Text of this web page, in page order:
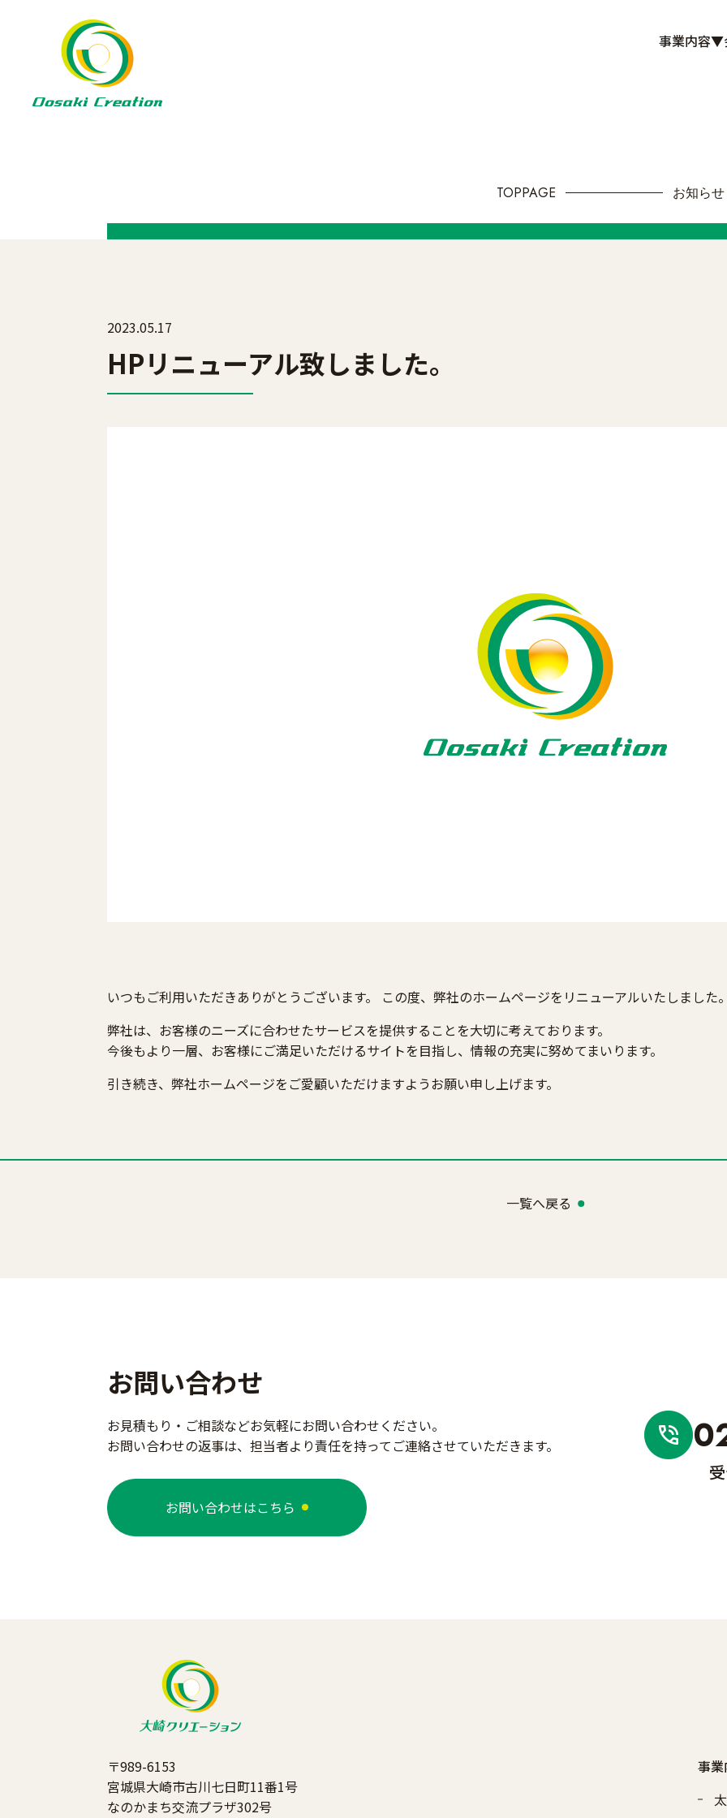
事業内容▼
蓄電池
TOPPAGE お知らせ
2023.05.17
HPリニューアル致しました。
いつもご利用いただきありがとうございます。 この度、弊社のホームページをリニューアルいたしました
弊社は、お客様のニーズに合わせたサービスを提供することを大切に考えております。
今後もより一層、お客様にご満足いただけるサイトを目指し、情報の充実に努めてまいります。
引き続き、弊社ホームページをご愛顧いただけますようお願い申し上げます。
一覧へ戻る
お問い合わせ
お見積もり・ご相談などお気軽にお問い合わせください。
お問い合わせの返事は、担当者より責任を持ってご連絡させていただきます。
お問い合わせはこちら
〒989-6153
宮城県大崎市古川七日町11番1号
なのかまち交流プラザ302号
事